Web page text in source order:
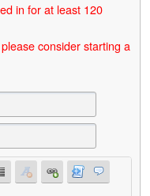
in for at least 120
consider starting a